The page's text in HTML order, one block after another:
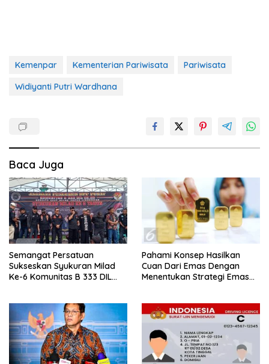
Kemenpar Kementerian Pariwisata
Pariwisata
Widiyanti Putri Wardhana
Baca Juga
Semangat Persatuan
Sukseskan Syukuran Milad
Ke-6 Komunitas B 333 DIL
Pahami Konsep Hasilkan
Cuan Dari Emas Dengan
Menentukan Strategi Emas